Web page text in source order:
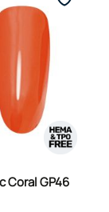
Coral GP46